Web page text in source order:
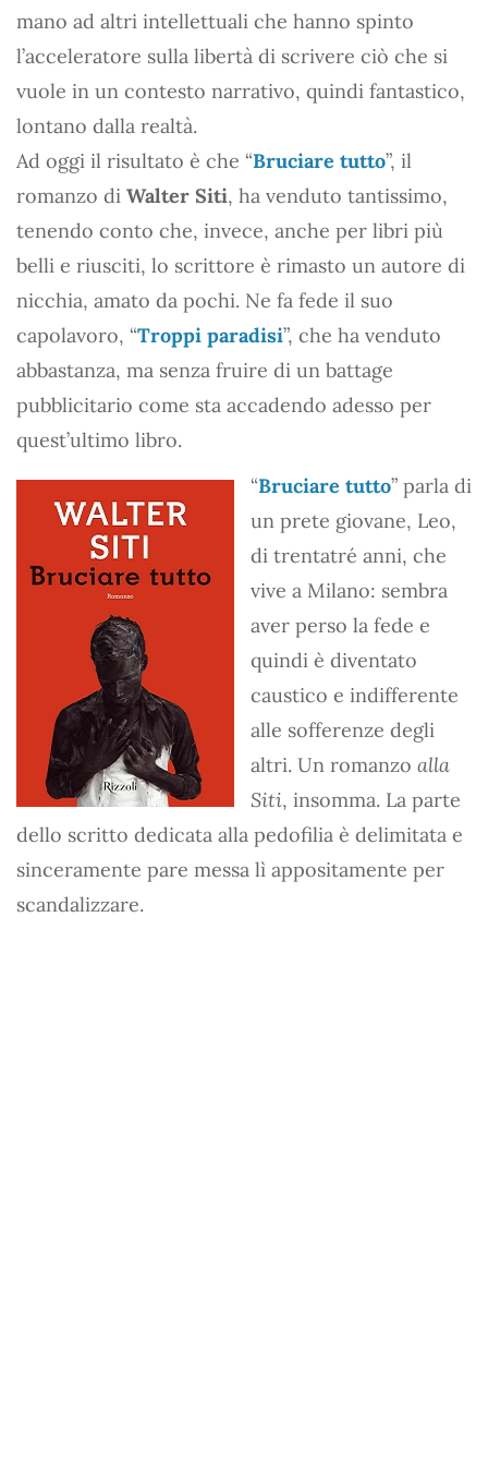
mano ad altri intellettuali che hanno spinto
l’acceleratore sulla libertà di scrivere ciò che si
vuole in un contesto narrativo, quindi fantastico,
lontano dalla realtà.
Ad oggi il risultato è che “Bruciare tutto”, il
romanzo di Walter Siti, ha venduto tantissimo,
tenendo conto che, invece, anche per libri più
belli e riusciti, lo scrittore è rimasto un autore di
nicchia, amato da pochi. Ne fa fede il suo
capolavoro, “Troppi paradisi”, che ha venduto
abbastanza, ma senza fruire di un battage
pubblicitario come sta accadendo adesso per
quest’ultimo libro.
“Bruciare tutto” parla di
un prete giovane, Leo,
di trentatré anni, che
vive a Milano: sembra
aver perso la fede e
quindi è diventato
caustico e indifferente
alle sofferenze degli
altri. Un romanzo alla
Siti, insomma. La parte
dello scritto dedicata alla pedofilia è delimitata e
sinceramente pare messa lì appositamente per
scandalizzare.